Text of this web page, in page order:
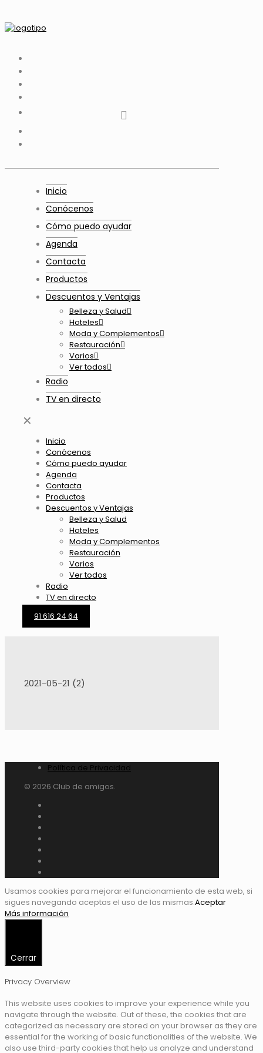
Youtube
Inicio
Conócenos
Cómo puedo ayudar
Agenda
Contacta
Productos
Descuentos y Ventajas
Belleza y Salud
Hoteles
Moda y Complementos
Restauración
Varios
Ver todos
Radio
TV en directo
✕
Inicio
Conócenos
Cómo puedo ayudar
Agenda
Contacta
Productos
Descuentos y Ventajas
Belleza y Salud
Hoteles
Moda y Complementos
Restauración
Varios
Ver todos
Radio
TV en directo
91 616 24 64
2021-05-21 (2)
Política de Privacidad
© 2026 Club de amigos.
Usamos cookies para mejorar el funcionamiento de esta web, si
sigues navegando aceptas el uso de las mismas.Aceptar
Más información
Cerrar
Privacy Overview
This website uses cookies to improve your experience while you
navigate through the website. Out of these, the cookies that are
categorized as necessary are stored on your browser as they are
essential for the working of basic functionalities of the website. We
also use third-party cookies that help us analyze and understand